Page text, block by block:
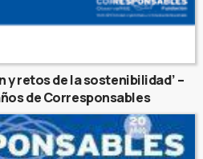
y retos de la sostenibilidad’ –
de Corresponsables